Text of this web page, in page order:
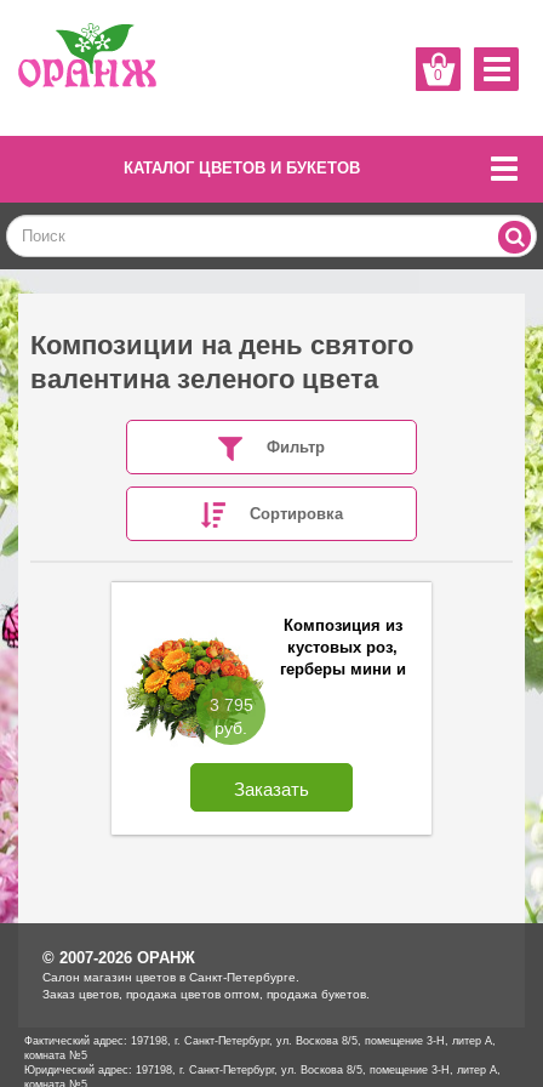
0
КАТАЛОГ ЦВЕТОВ И БУКЕТОВ
Композиции на день святого
валентина зеленого цвета
Фильтр
Сортировка
3 795
руб.
Композиция из
кустовых роз,
герберы мини и
Заказать
© 2007-2026 ОРАНЖ
Cалон магазин цветов в Санкт-Петербурге.
Заказ цветов, продажа цветов оптом, продажа букетов.
Фактический адрес: 197198, г. Санкт-Петербург, ул. Воскова 8/5, помещение 3-Н, литер А,
комната №5
Юридический адрес: 197198, г. Санкт-Петербург, ул. Воскова 8/5, помещение 3-Н, литер А,
комната №5